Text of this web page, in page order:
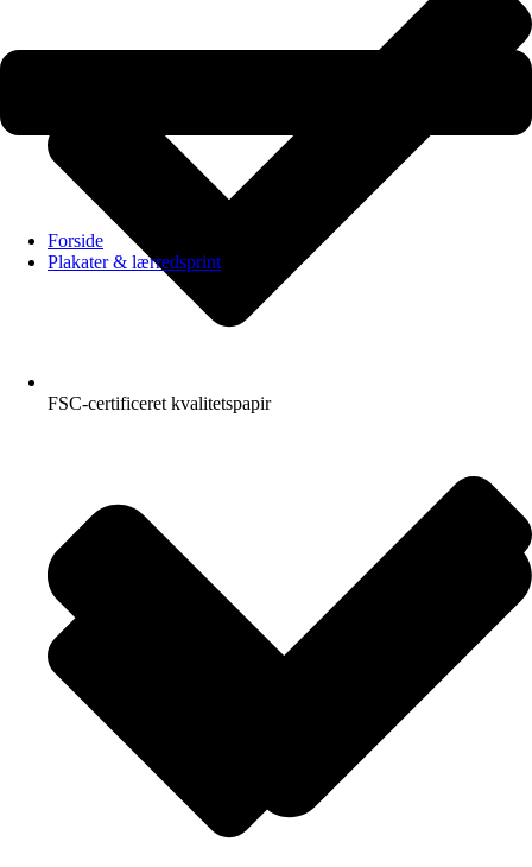
Forside
Plakater & lærredsprint
FSC-certificeret kvalitetspapir